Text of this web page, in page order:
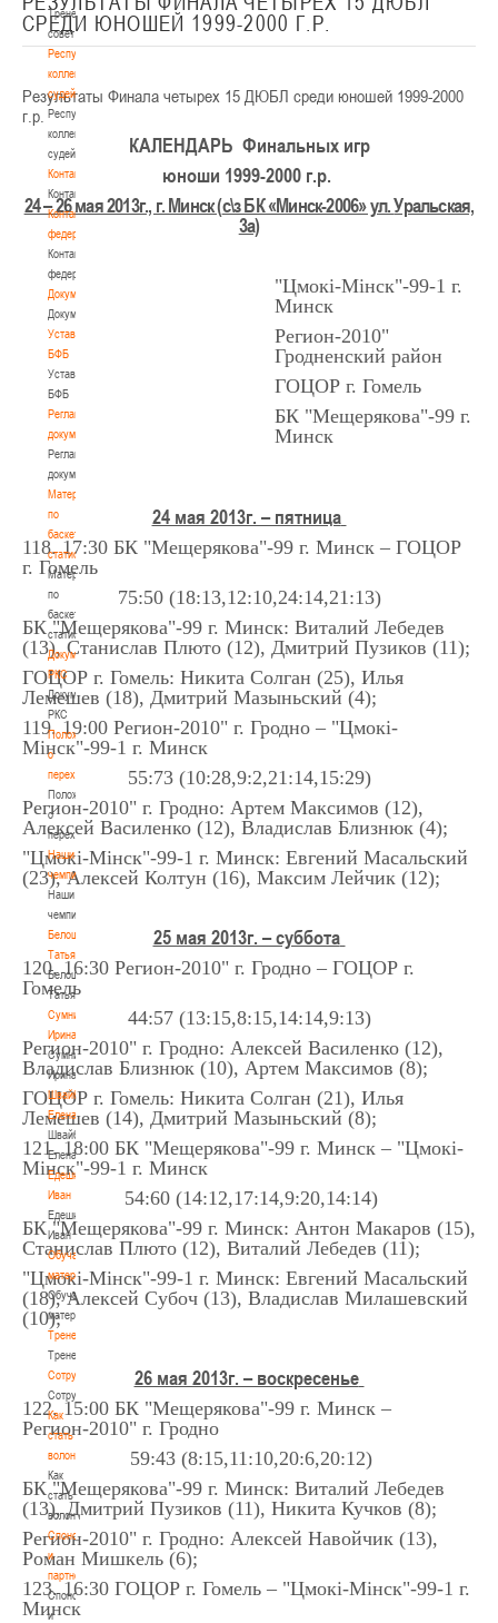
Тренерский
совет
Республиканская
коллегия
судей
Республиканская
коллегия
судей
Контакты
Контакты
Контакты
федерации
Контакты
федерации
Документы
Документы
Устав
БФБ
Устав
БФБ
Регламентирующие
документы
Регламентирующие
документы
Материалы
по
баскетбольной
статистике
Материалы
по
баскетбольной
статистике
Документы
РКС
Документы
РКС
Положение
о
переходах
Положение
о
переходах
Наши
чемпионы
Наши
чемпионы
Белошапко
Татьяна
Белошапко
Татьяна
Сумникова
Ирина
Сумникова
Ирина
Швайбович
Елена
Швайбович
Елена
Едешко
Иван
Едешко
Иван
Обучающие
материалы
Обучающие
материалы
Тренерам
Тренерам
Сотрудничество
Сотрудничество
Как
стать
волонтером
Как
стать
волонтером
Спонсоры
и
партнеры
Спонсоры
и
СРЕДИ ЮНОШЕЙ 1999-2000 Г.Р.
Результаты Финала четырех 15 ДЮБЛ среди юношей 1999-2000
г.р.
КАЛЕНДАРЬ Финальных игр
юноши 1999-2000 г.р.
24 – 26 мая 2013г., г. Минск (с\з БК «Минск-2006» ул.Уральская,
3а)
"Цмокi-Мiнск"-99-1 г.
Минск
Регион-2010"
Гродненский район
ГОЦОР г. Гомель
БК "Мещерякова"-99 г.
Минск
24 мая 2013г. – пятница
118. 17:30 БК "Мещерякова"-99 г. Минск – ГОЦОР
г. Гомель
75:50 (18:13,12:10,24:14,21:13)
БК "Мещерякова"-99 г. Минск: Виталий Лебедев
(13), Станислав Плюто (12), Дмитрий Пузиков (11);
ГОЦОР г. Гомель: Никита Солган (25), Илья
Лемешев (18), Дмитрий Мазыньский (4);
119. 19:00 Регион-2010" г. Гродно – "Цмокi-
Мiнск"-99-1 г. Минск
55:73 (10:28,9:2,21:14,15:29)
Регион-2010" г. Гродно: Артем Максимов (12),
Алексей Василенко (12), Владислав Близнюк (4);
"Цмокi-Мiнск"-99-1 г. Минск: Евгений Масальский
(23), Алексей Колтун (16), Максим Лейчик (12);
25 мая 2013г. – суббота
120. 16:30 Регион-2010" г. Гродно – ГОЦОР г.
Гомель
44:57 (13:15,8:15,14:14,9:13)
Регион-2010" г. Гродно: Алексей Василенко (12),
Владислав Близнюк (10), Артем Максимов (8);
ГОЦОР г. Гомель: Никита Солган (21), Илья
Лемешев (14), Дмитрий Мазыньский (8);
121. 18:00 БК "Мещерякова"-99 г. Минск – "Цмокi-
Мiнск"-99-1 г. Минск
54:60 (14:12,17:14,9:20,14:14)
БК "Мещерякова"-99 г. Минск: Антон Макаров (15),
Станислав Плюто (12), Виталий Лебедев (11);
"Цмокi-Мiнск"-99-1 г. Минск: Евгений Масальский
(18), Алексей Субоч (13), Владислав Милашевский
(10);
26 мая 2013г. – воскресенье
122. 15:00 БК "Мещерякова"-99 г. Минск –
Регион-2010" г. Гродно
59:43 (8:15,11:10,20:6,20:12)
БК "Мещерякова"-99 г. Минск: Виталий Лебедев
(13), Дмитрий Пузиков (11), Никита Кучков (8);
Регион-2010" г. Гродно: Алексей Навойчик (13),
Роман Мишкель (6);
123. 16:30 ГОЦОР г. Гомель – "Цмокi-Мiнск"-99-1 г.
Минск